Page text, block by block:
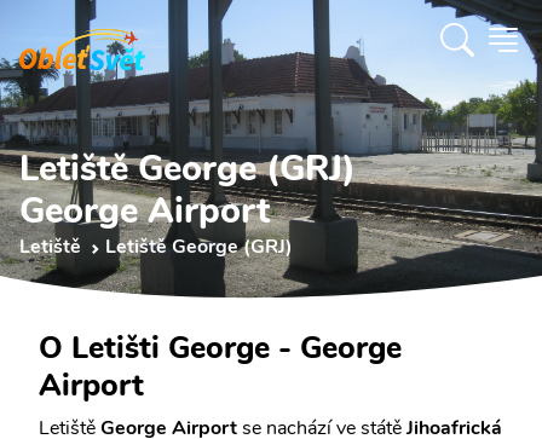
Letiště George (GRJ)
George Airport
Letiště Letiště George (GRJ)
O Letišti George - George
Airport
LetištěGeorge Airportse nachází ve státěJihoafrická